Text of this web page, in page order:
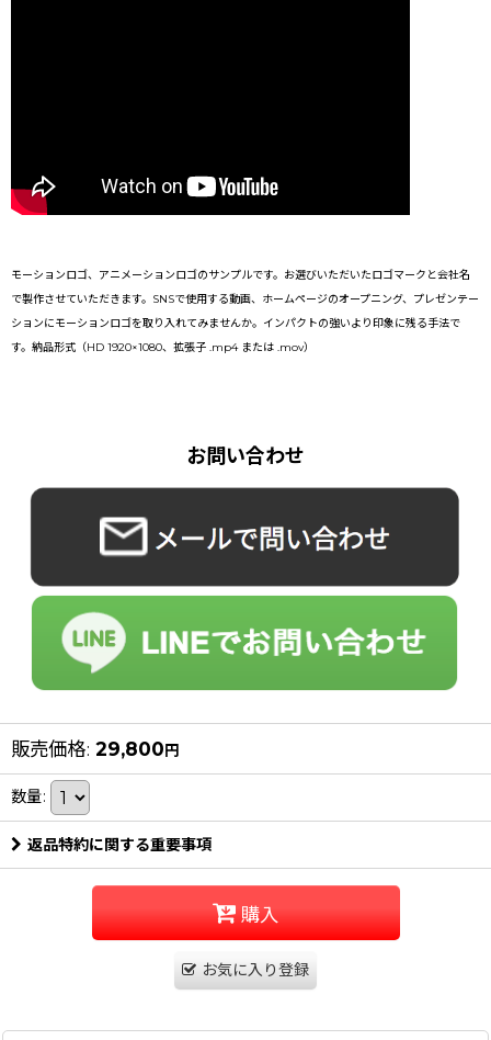
モーションロゴ、アニメーションロゴのサンプルです。お選びいただいたロゴマークと会社名
で製作させていただきます。SNSで使用する動画、ホームページのオープニング、プレゼンテー
ションにモーションロゴを取り入れてみませんか。インパクトの強いより印象に残る手法で
す。納品形式（HD 1920×1080、拡張子 .mp4 または .mov）
お問い合わせ
販売価格: 29,800円
数量:
返品特約に関する重要事項
購入
お気に入り登録